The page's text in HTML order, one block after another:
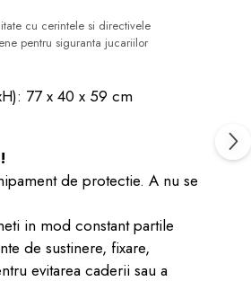
cu cerintele si directivele
pentru siguranta jucariilor
77 x 40 x 59 cm
de protectie. A nu se
in mod constant partile
de sustinere, fixare,
evitarea caderii sau a